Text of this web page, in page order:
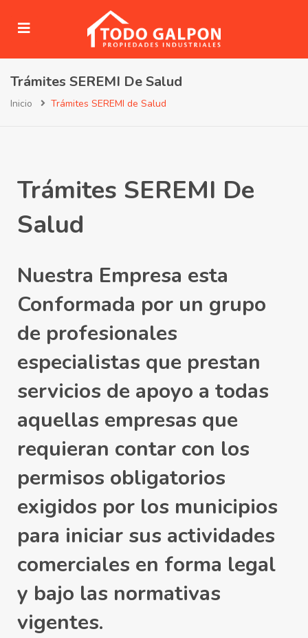
(Venta)
Trámites SEREMI De Salud
Inicio Trámites SEREMI de Salud
Trámites SEREMI De
Salud
Nuestra Empresa esta
Conformada por un grupo
de profesionales
especialistas que prestan
servicios de apoyo a todas
aquellas empresas que
requieran contar con los
permisos obligatorios
exigidos por los municipios
para iniciar sus actividades
comerciales en forma legal
y bajo las normativas
vigentes.